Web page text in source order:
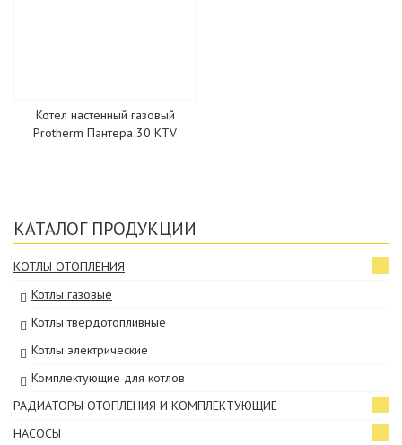
Котел настенный газовый
Protherm Пантера 30 KTV
КАТАЛОГ ПРОДУКЦИИ
КОТЛЫ ОТОПЛЕНИЯ
Котлы газовые
Котлы твердотопливные
Котлы электрические
Комплектующие для котлов
РАДИАТОРЫ ОТОПЛЕНИЯ И КОМПЛЕКТУЮЩИЕ
НАСОСЫ